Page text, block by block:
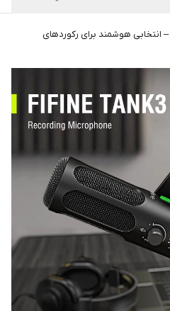
🎤 میکروفون حرفه‌ای FIFINE Tank3 – انتخابی هوشمند برای رکوردهای